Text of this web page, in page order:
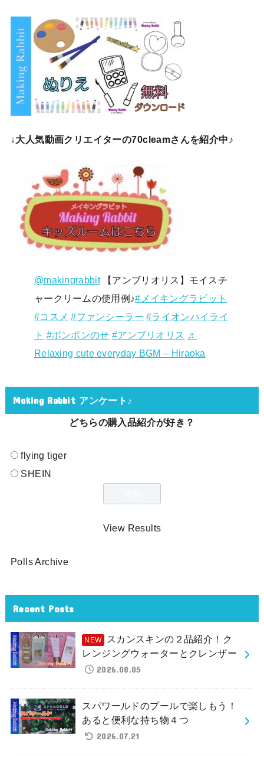
↓大人気動画クリエイターの70cleamさんを紹介中♪
@makingrabbit【アンブリオリス】モイスチ
ャークリームの使用例♪#メイキングラビット
#コスメ #ファンシーラー #ライオンハイライ
ト #ポンポンのせ #アンブリオリス ♬
Relaxing cute everyday BGM – Hiraoka
Making Rabbit アンケート♪
どちらの購入品紹介が好き？
flying tiger
SHEIN
View Results
Polls Archive
Recent Posts
スカンスキンの２品紹介！ク
レンジングウォーターとクレンザー
2026.08.05
スパワールドのプールで楽しもう！
あると便利な持ち物４つ
2026.07.21